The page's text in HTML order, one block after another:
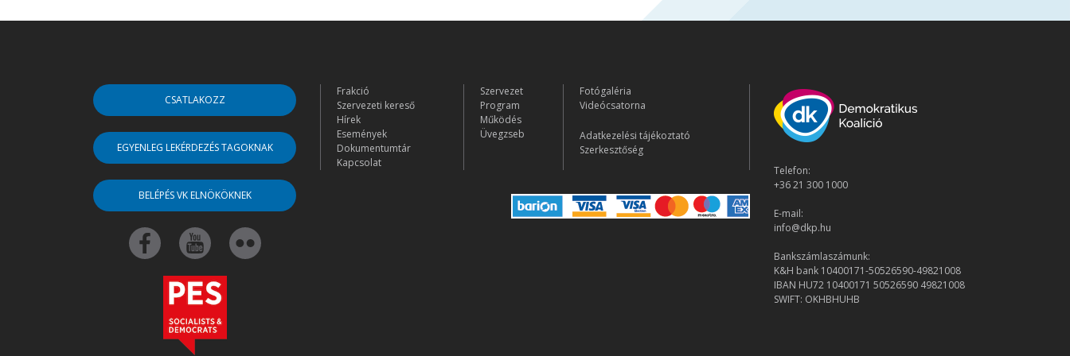
CSATLAKOZZ
EGYENLEG LEKÉRDEZÉS TAGOKNAK
BELÉPÉS VK ELNÖKÖKNEK
Frakció
Szervezeti kereső
Hírek
Események
Dokumentumtár
Kapcsolat
Szervezet
Program
Működés
Üvegzseb
Fotógaléria
Videócsatorna
Adatkezelési tájékoztató
Szerkesztőség
Telefon:
+36 21 300 1000
E-mail:
info@dkp.hu
Bankszámlaszámunk:
K&H bank 10400171-50526590-49821008
IBAN HU72 10400171 50526590 49821008
SWIFT: OKHBHUHB